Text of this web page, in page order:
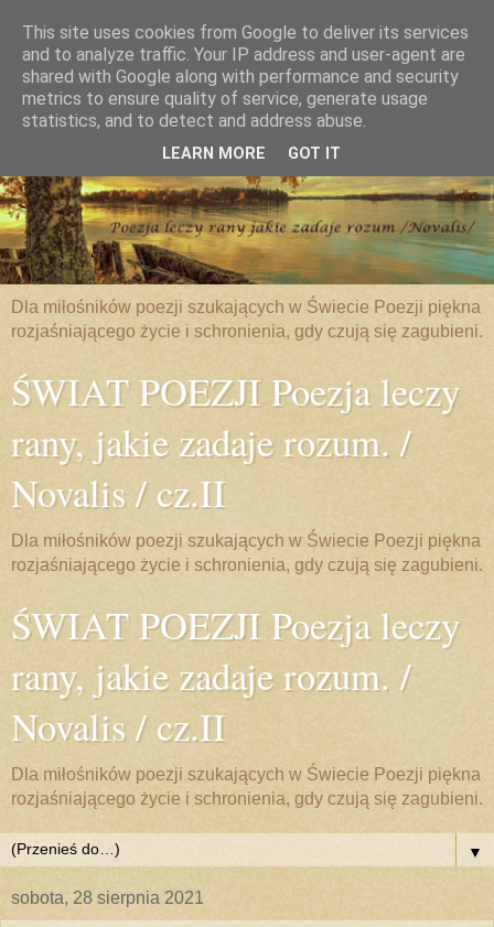
Dla miłośników poezji szukających w Świecie Poezji piękna
rozjaśniającego życie i schronienia, gdy czują się zagubieni.
ŚWIAT POEZJI Poezja leczy
rany, jakie zadaje rozum. /
Novalis / cz.II
Dla miłośników poezji szukających w Świecie Poezji piękna
rozjaśniającego życie i schronienia, gdy czują się zagubieni.
ŚWIAT POEZJI Poezja leczy
rany, jakie zadaje rozum. /
Novalis / cz.II
Dla miłośników poezji szukających w Świecie Poezji piękna
rozjaśniającego życie i schronienia, gdy czują się zagubieni.
▼
sobota, 28 sierpnia 2021
This site uses cookies from Google to deliver its services
and to analyze traffic. Your IP address and user-agent are
shared with Google along with performance and security
metrics to ensure quality of service, generate usage
statistics, and to detect and address abuse.
LEARN MORE GOT IT